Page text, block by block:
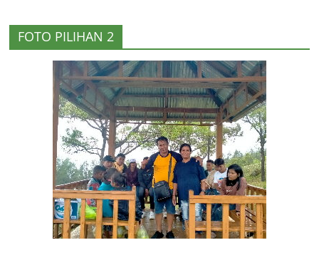
FOTO PILIHAN 2